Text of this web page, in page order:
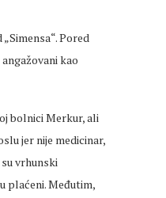
Pored
kao
bolnici Merkur, ali
jer nije medicinar,
vrhunski
plaćeni. Međutim,